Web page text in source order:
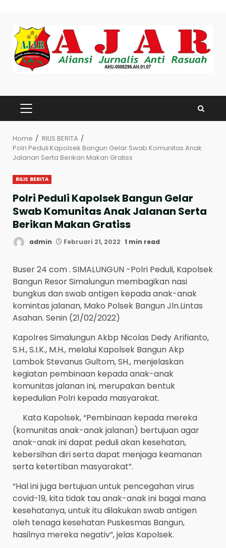
content
PRIMARY
MENU
Home
RILIS BERITA
Polri Peduli Kapolsek Bangun Gelar Swab Komunitas Anak
Jalanan Serta Berikan Makan Gratiss
RILIS BERITA
Polri Peduli Kapolsek Bangun Gelar
Swab Komunitas Anak Jalanan Serta
Berikan Makan Gratiss
admin Februari 21, 2022 1 min read
Buser 24 com . SIMALUNGUN -Polri Peduli, Kapolsek
Bangun Resor Simalungun membagikan nasi
bungkus dan swab antigen kepada anak-anak
komintas jalanan, Mako Polsek Bangun Jln.Lintas
Asahan. Senin (21/02/2022)
Kapolres Simalungun Akbp Nicolas Dedy Arifianto,
S.H., S.I.K., M.H., melalui Kapolsek Bangun Akp
Lambok Stevanus Gultom, SH., menjelaskan
kegiatan pembinaan kepada anak-anak
komunitas jalanan ini, merupakan bentuk
kepedulian Polri kepada masyarakat.
Kata Kapolsek, “Pembinaan kepada mereka
(komunitas anak-anak jalanan) bertujuan agar
anak-anak ini dapat peduli akan kesehatan,
kebersihan diri serta dapat menjaga keamanan
serta ketertiban masyarakat”.
“Hal ini juga bertujuan untuk pencegahan virus
covid-19, kita tidak tau anak-anak ini bagai mana
kesehatanya, untuk itu dilakukan swab antigen
oleh tenaga kesehatan Puskesmas Bangun,
hasilnya mereka negativ”, jelas Kapolsek.